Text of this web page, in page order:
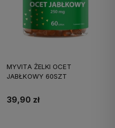
MYVITA ŻELKI OCET
JABŁKOWY 60SZT
39,90 zł